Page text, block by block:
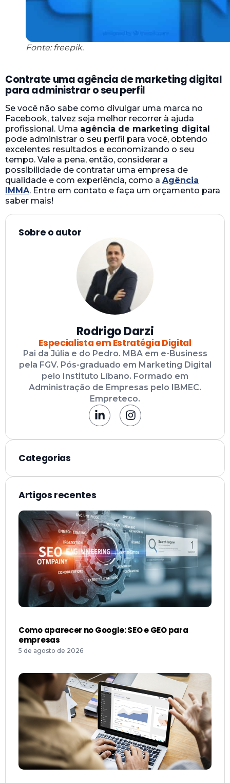
Fonte: freepik.
Contrate uma agência de marketing digital
para administrar o seu perfil
Se você não sabe como divulgar uma marca no
Facebook, talvez seja melhor recorrer à ajuda
profissional. Uma agência de marketing digital
pode administrar o seu perfil para você, obtendo
excelentes resultados e economizando o seu
tempo. Vale a pena, então, considerar a
possibilidade de contratar uma empresa de
qualidade e com experiência, como a Agência
IMMA. Entre em contato e faça um orçamento para
saber mais!
Sobre o autor
Rodrigo Darzi
Especialista em Estratégia Digital
Pai da Júlia e do Pedro. MBA em e-Business
pela FGV. Pós-graduado em Marketing Digital
pelo Instituto Líbano. Formado em
Administração de Empresas pelo IBMEC.
Empreteco.
Categorias
Artigos recentes
Como aparecer no Google: SEO e GEO para
empresas
5 de agosto de 2026